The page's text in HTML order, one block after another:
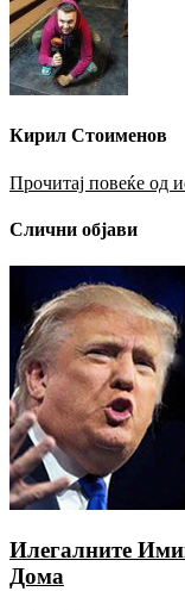
Кирил Стоименов
Прочитај повеќе од
Слични објави
Илегалните
Дома